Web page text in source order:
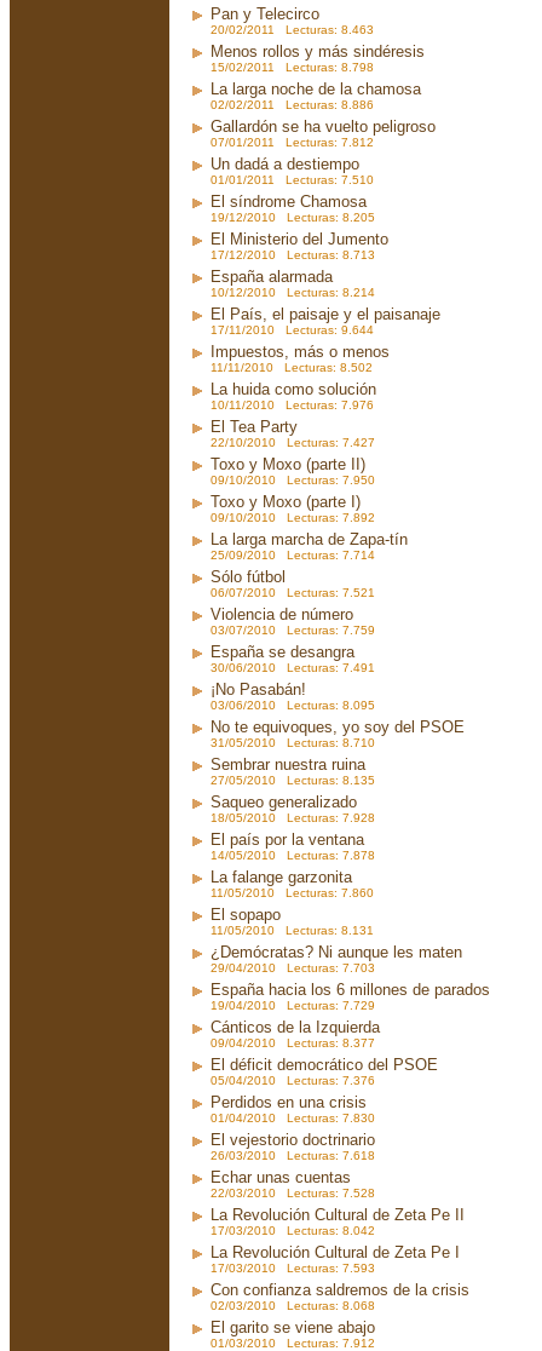
Pan y Telecirco
20/02/2011 Lecturas: 8.463
Menos rollos y más sindéresis
15/02/2011 Lecturas: 8.798
La larga noche de la chamosa
02/02/2011 Lecturas: 8.886
Gallardón se ha vuelto peligroso
07/01/2011 Lecturas: 7.812
Un dadá a destiempo
01/01/2011 Lecturas: 7.510
El síndrome Chamosa
19/12/2010 Lecturas: 8.205
El Ministerio del Jumento
17/12/2010 Lecturas: 8.713
España alarmada
10/12/2010 Lecturas: 8.214
El País, el paisaje y el paisanaje
17/11/2010 Lecturas: 9.644
Impuestos, más o menos
11/11/2010 Lecturas: 8.502
La huida como solución
10/11/2010 Lecturas: 7.976
El Tea Party
22/10/2010 Lecturas: 7.427
Toxo y Moxo (parte II)
09/10/2010 Lecturas: 7.950
Toxo y Moxo (parte I)
09/10/2010 Lecturas: 7.892
La larga marcha de Zapa-tín
25/09/2010 Lecturas: 7.714
Sólo fútbol
06/07/2010 Lecturas: 7.521
Violencia de número
03/07/2010 Lecturas: 7.759
España se desangra
30/06/2010 Lecturas: 7.491
¡No Pasabán!
03/06/2010 Lecturas: 8.095
No te equivoques, yo soy del PSOE
31/05/2010 Lecturas: 8.710
Sembrar nuestra ruina
27/05/2010 Lecturas: 8.135
Saqueo generalizado
18/05/2010 Lecturas: 7.928
El país por la ventana
14/05/2010 Lecturas: 7.878
La falange garzonita
11/05/2010 Lecturas: 7.860
El sopapo
11/05/2010 Lecturas: 8.131
¿Demócratas? Ni aunque les maten
29/04/2010 Lecturas: 7.703
España hacia los 6 millones de parados
19/04/2010 Lecturas: 7.729
Cánticos de la Izquierda
09/04/2010 Lecturas: 8.377
El déficit democrático del PSOE
05/04/2010 Lecturas: 7.376
Perdidos en una crisis
01/04/2010 Lecturas: 7.830
El vejestorio doctrinario
26/03/2010 Lecturas: 7.618
Echar unas cuentas
22/03/2010 Lecturas: 7.528
La Revolución Cultural de Zeta Pe II
17/03/2010 Lecturas: 8.042
La Revolución Cultural de Zeta Pe I
17/03/2010 Lecturas: 7.593
Con confianza saldremos de la crisis
02/03/2010 Lecturas: 8.068
El garito se viene abajo
01/03/2010 Lecturas: 7.912